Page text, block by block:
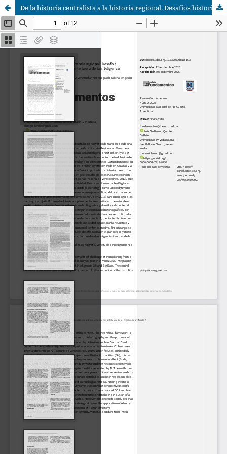
De la historia centralista a la historia regional. Desafíos historiográficos venezolanos ante la era de la inteligencia artificial (IA)